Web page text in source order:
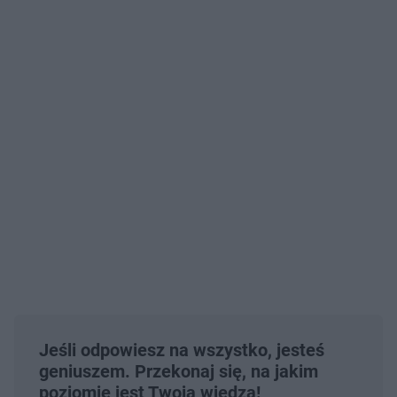
Jeśli odpowiesz na wszystko, jesteś
geniuszem. Przekonaj się, na jakim
poziomie jest Twoja wiedza!